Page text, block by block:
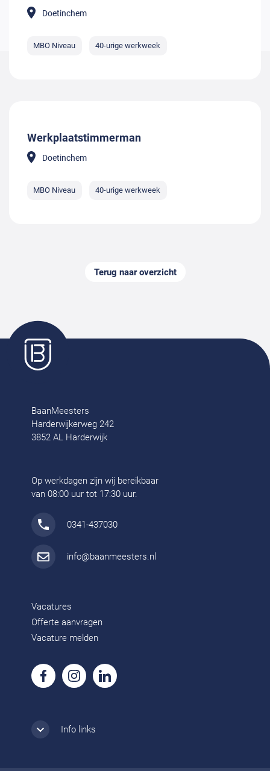
Doetinchem
MBO Niveau 40-urige werkweek
Werkplaatstimmerman
Doetinchem
MBO Niveau 40-urige werkweek
Terug naar overzicht
BaanMeesters
Harderwijkerweg 242
3852 AL Harderwijk
Op werkdagen zijn wij bereikbaar
van 08:00 uur tot 17:30 uur.
0341-437030
info@baanmeesters.nl
Vacatures
Offerte aanvragen
Vacature melden
Info links